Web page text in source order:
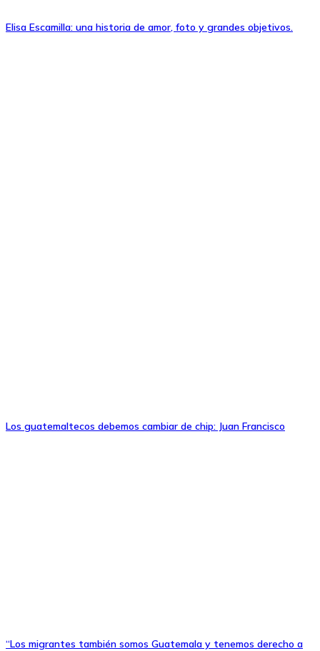
Elisa Escamilla: una historia de amor, foto y grandes objetivos.
Los guatemaltecos debemos cambiar de chip: Juan Francisco
“Los migrantes también somos Guatemala y tenemos derecho a